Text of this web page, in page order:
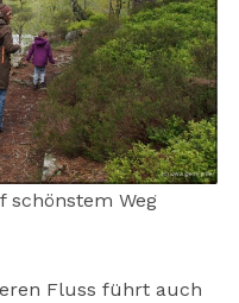
schönstem Weg
Fluss führt auch